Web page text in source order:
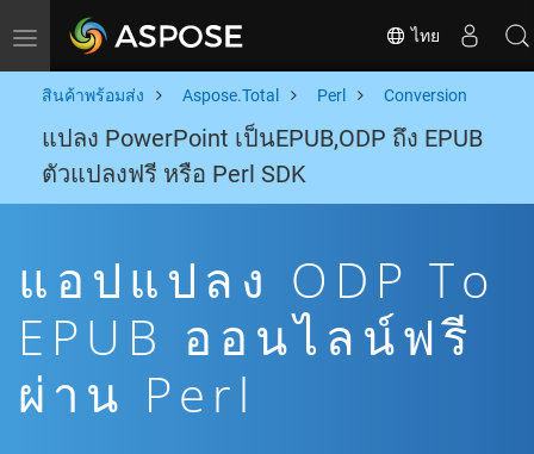
Toggle navigation ไทย
สินค้าพร้อมส่ง Aspose.Total Perl Conversion
แปลง PowerPoint เป็นEPUB,ODP ถึง EPUB
ตัวแปลงฟรี หรือ Perl SDK
แอปแปลง ODP To
EPUB ออนไลน์ฟรี
ผ่าน Perl